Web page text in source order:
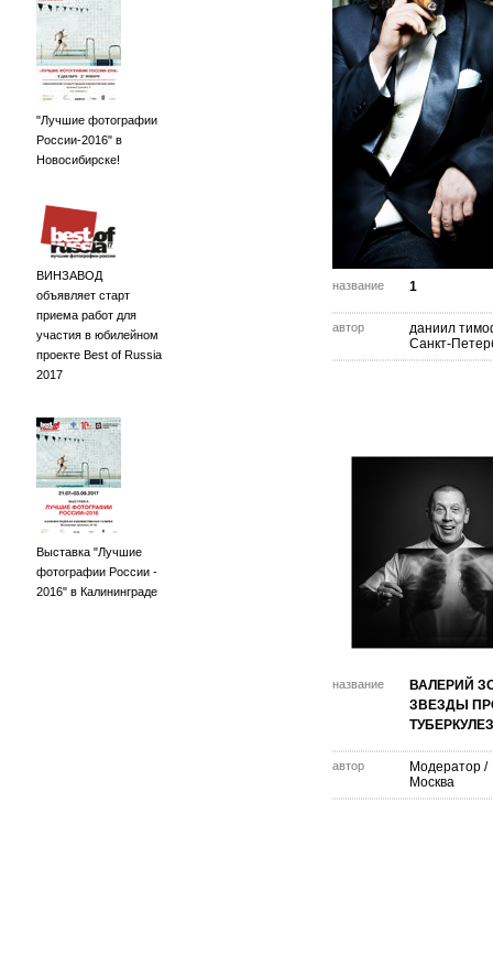
"Лучшие фотографии
России-2016" в
Новосибирске!
ВИНЗАВОД
объявляет старт
приема работ для
участия в юбилейном
проекте Best of Russia
2017
Выставка "Лучшие
фотографии России -
2016" в Калининграде
название 1
автор
даниил
Санкт-
название
ВАЛЕРИЙ
ЗВЕЗДЫ
автор Модератор /
Москва